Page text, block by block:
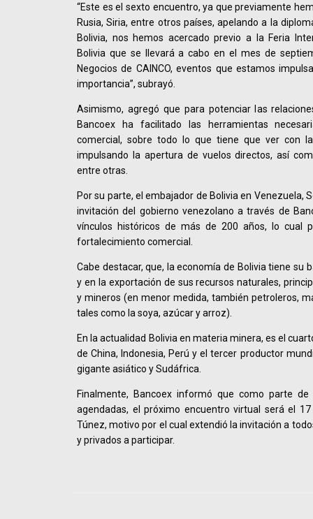
“Este es el sexto encuentro, ya que previamente
Rusia, Siria, entre otros países, apelando a la
Bolivia, nos hemos acercado previo a la Feria
Bolivia que se llevará a cabo en el mes de
Negocios de CAINCO, eventos que estamos
importancia”, subrayó.
Asimismo, agregó que para potenciar las
Bancoex ha facilitado las herramientas
comercial, sobre todo lo que tiene que ver con
impulsando la apertura de vuelos directos, así
entre otras.
Por su parte, el embajador de Bolivia en Venezuela,
invitación del gobierno venezolano a través de
vínculos históricos de más de 200 años, lo cual
fortalecimiento comercial.
Cabe destacar, que, la economía de Bolivia tiene su
y en la exportación de sus recursos naturales,
y mineros (en menor medida, también petroleros,
tales como la soya, azúcar y arroz).
En la actualidad Bolivia en materia minera, es el
de China, Indonesia, Perú y el tercer productor
gigante asiático y Sudáfrica.
Finalmente, Bancoex informó que como parte de
agendadas, el próximo encuentro virtual será el
Túnez, motivo por el cual extendió la invitación a
y privados a participar.